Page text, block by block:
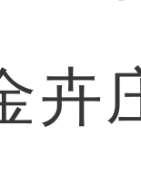
卉